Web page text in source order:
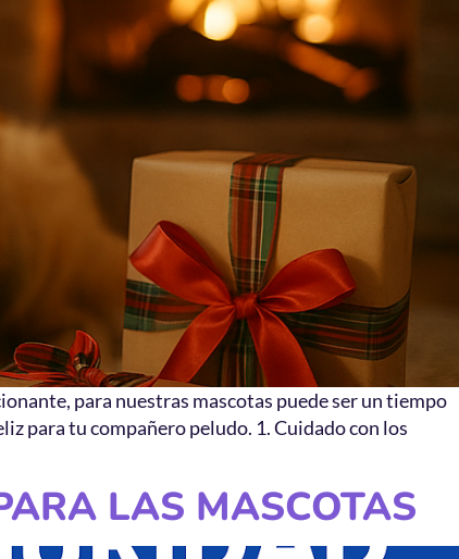
para nuestras mascotas puede ser un tiempo
para tu compañero peludo. 1. Cuidado con los
LAS MASCOTAS